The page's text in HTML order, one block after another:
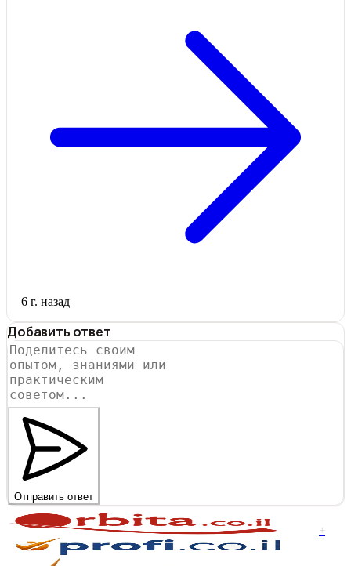
6 г. назад
Добавить ответ
Отправить ответ
+